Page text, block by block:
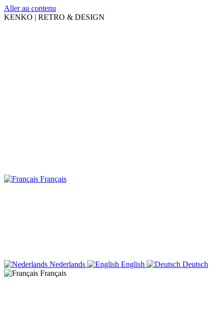
Aller au contenu
KENKO | RETRO & DESIGN
Français
Nederlands English
Deutsch
Français